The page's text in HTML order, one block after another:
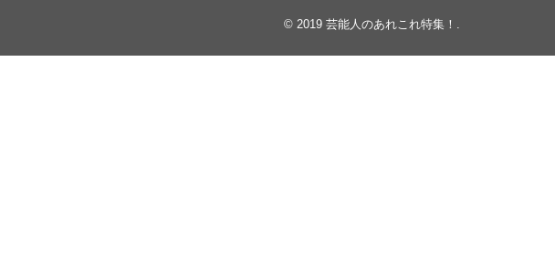
© 2019 芸能人のあれこれ特集！ .